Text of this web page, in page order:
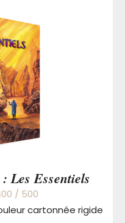
Les Essentiels
/ 500
cartonnée rigide